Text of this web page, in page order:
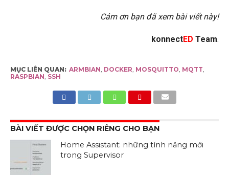
Cảm ơn bạn đã xem bài viết này!
konnectED Team.
MỤC LIÊN QUAN: ARMBIAN DOCKER MOSQUITTO MQTT
RASPBIAN SSH
BÀI VIẾT ĐƯỢC CHỌN RIÊNG CHO BẠN
Home Assistant: những tính năng mới
trong Supervisor